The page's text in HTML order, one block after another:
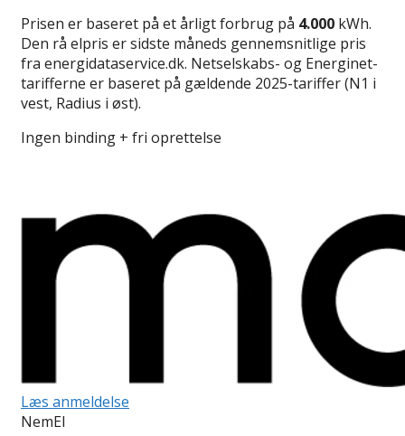
Prisen er baseret på et årligt forbrug på 4.000 kWh.
Den rå elpris er sidste måneds gennemsnitlige pris
fra energidataservice.dk. Netselskabs- og Energinet-
tarifferne er baseret på gældende 2025-tariffer (N1 i
vest, Radius i øst).
Ingen binding + fri oprettelse
Læs anmeldelse
NemEl